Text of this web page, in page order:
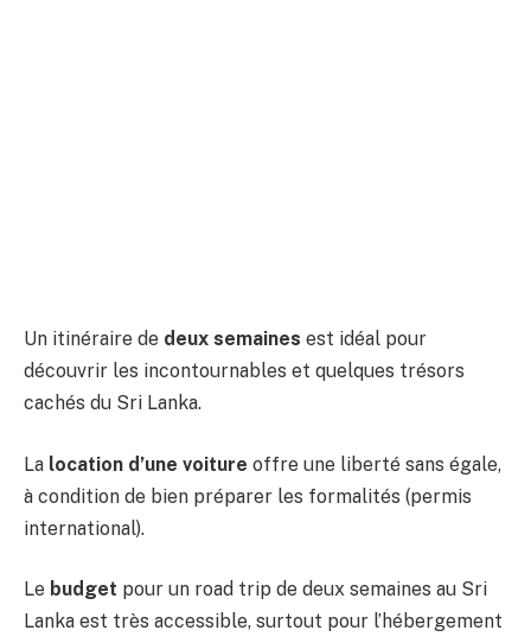
Un itinéraire de deux semaines est idéal pour
découvrir les incontournables et quelques trésors
cachés du Sri Lanka.
La location d’une voiture offre une liberté sans égale,
à condition de bien préparer les formalités (permis
international).
Le budget pour un road trip de deux semaines au Sri
Lanka est très accessible, surtout pour l’hébergement